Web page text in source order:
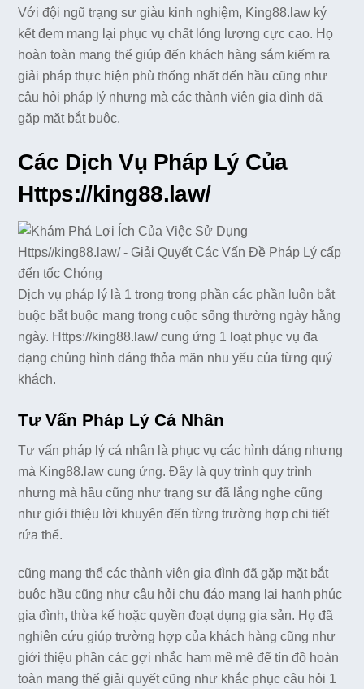
Với đội ngũ trạng sư giàu kinh nghiệm, King88.law ký
kết đem mang lại phục vụ chất lỏng lượng cực cao. Họ
hoàn toàn mang thể giúp đến khách hàng sắm kiếm ra
giải pháp thực hiện phù thống nhất đến hầu cũng như
câu hỏi pháp lý nhưng mà các thành viên gia đình đã
gặp mặt bắt buộc.
Các Dịch Vụ Pháp Lý Của
Https://king88.law/
Dịch vụ pháp lý là 1 trong trong phần các phần luôn bắt
buộc bắt buộc mang trong cuộc sống thường ngày hằng
ngày. Https://king88.law/ cung ứng 1 loạt phục vụ đa
dạng chủng hình dáng thỏa mãn nhu yếu của từng quý
khách.
Tư Vấn Pháp Lý Cá Nhân
Tư vấn pháp lý cá nhân là phục vụ các hình dáng nhưng
mà King88.law cung ứng. Đây là quy trình quy trình
nhưng mà hầu cũng như trạng sư đã lắng nghe cũng
như giới thiệu lời khuyên đến từng trường hợp chi tiết
rứa thể.
cũng mang thể các thành viên gia đình đã gặp mặt bắt
buộc hầu cũng như câu hỏi chu đáo mang lại hạnh phúc
gia đình, thừa kế hoặc quyền đoạt dụng gia sản. Họ đã
nghiên cứu giúp trường hợp của khách hàng cũng như
giới thiệu phần các gợi nhắc ham mê mê để tín đồ hoàn
toàn mang thể giải quyết cũng như khắc phục câu hỏi 1